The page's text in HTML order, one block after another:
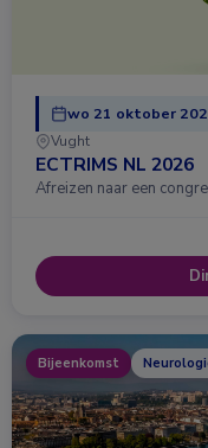
wo 21 oktober
Vught
ECTRIMS NL 2026
Afreizen naar een
Bijeenkomst